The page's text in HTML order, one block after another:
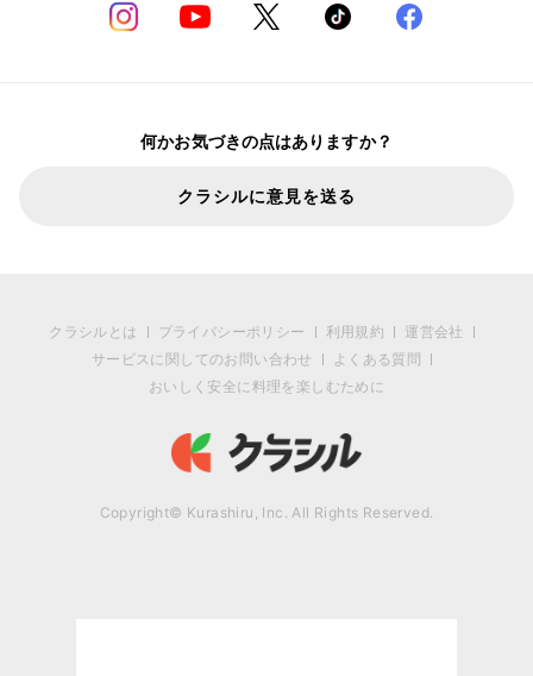
何かお気づきの点はありますか？
クラシルに意見を送る
クラシルとは プライバシーポリシー 利用規約
運営会社
サービスに関してのお問い合わせ
よくある質問
おいしく安全に料理を楽しむために
Copyright© Kurashiru, Inc. All Rights Reserved.